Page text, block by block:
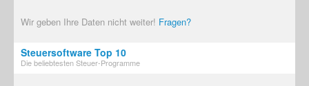
Wir geben Ihre Daten nicht weiter! Fragen?
Steuersoftware Top 10
Die beliebtesten Steuer-Programme